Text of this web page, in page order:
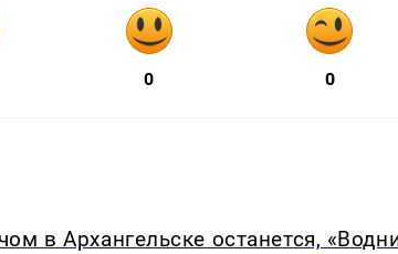
0 0
в Архангельске останется,